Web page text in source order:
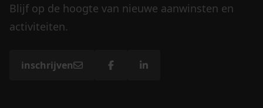
Blijf op de hoogte van nieuwe aanwinsten en
activiteiten.
inschrijven